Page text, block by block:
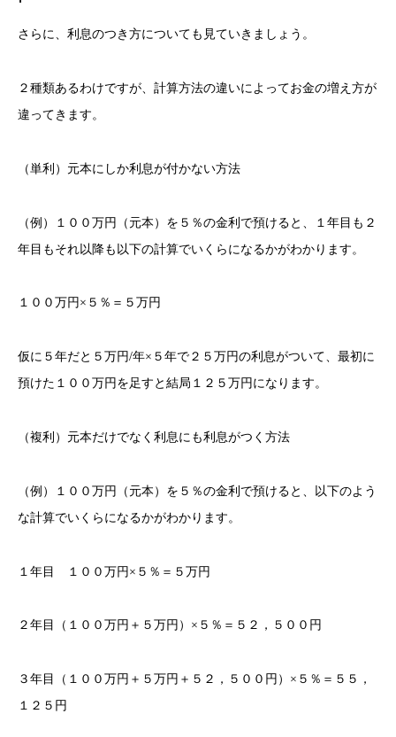
さらに、利息のつき方についても見ていきましょう。
２種類あるわけですが、計算方法の違いによってお金の増え方が
違ってきます。
（単利）元本にしか利息が付かない方法
（例）１００万円（元本）を５％の金利で預けると、１年目も２
年目もそれ以降も以下の計算でいくらになるかがわかります。
１００万円×５％＝５万円
仮に５年だと５万円/年×５年で２５万円の利息がついて、最初に
預けた１００万円を足すと結局１２５万円になります。
（複利）元本だけでなく利息にも利息がつく方法
（例）１００万円（元本）を５％の金利で預けると、以下のよう
な計算でいくらになるかがわかります。
１年目 １００万円×５％＝５万円
２年目（１００万円＋５万円）×５％＝５２，５００円
３年目（１００万円＋５万円＋５２，５００円）×５％＝５５，
１２５円